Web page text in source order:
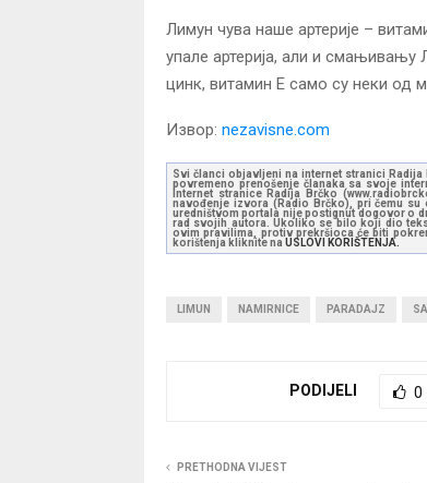
Лимун чува наше артерије –
упале артерија, али и смањивању
цинк, витамин Е само су неки од
Извор: nezavisne.com
Svi članci objavljeni na internet stranici
povremeno prenošenje članaka sa svoje
Internet stranice Radija Brčko
navođenje izvora (Radio Brčko), pri čemu
uredništvom portala nije postignut dogovor o
rad svojih autora. Ukoliko se bilo koji dio
ovim pravilima, protiv prekršioca će biti
korištenja kliknite na USLOVI KORIŠTENJA.
LIMUN NAMIRNICE PARADAJZ
PODIJELI 0
PRETHODNA VIJEST